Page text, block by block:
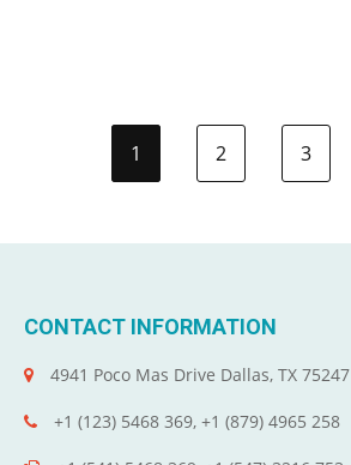
1 2 3
CONTACT INFORMATION
4941 Poco Mas Drive Dallas, TX 75247
+1 (123) 5468 369, +1 (879) 4965 258